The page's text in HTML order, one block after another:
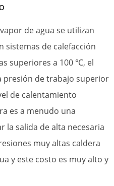
de agua se utilizan
sistemas de calefacción
superiores a 100 ℃, el
presión de trabajo superior
de calentamiento
es a menudo una
la salida de alta necesaria
muy altas caldera
y este costo es muy alto y